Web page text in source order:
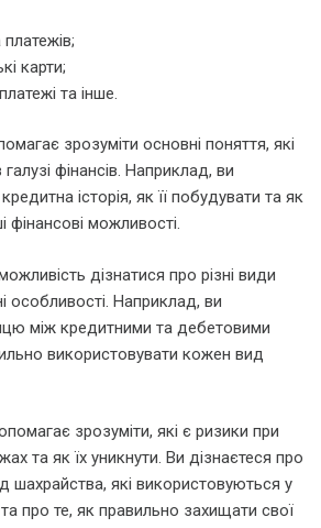
карти;
та інше.
зрозуміти основні поняття, які
фінансів. Наприклад, ви
історія, як її побудувати та як
фінансові можливості.
дізнатися про різні види
особливості. Наприклад, ви
між кредитними та дебетовими
використовувати кожен вид
зрозуміти, які є ризики при
та як їх уникнути. Ви дізнаєтеся про
шахрайства, які використовуються у
про те, як правильно захищати свої